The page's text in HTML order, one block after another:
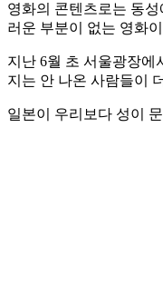
영화의 콘텐츠로는 동
러운 부분이 없는 영화
지난 6월 초 서울광장에
지는 안 나온 사람들이
일본이 우리보다 성이